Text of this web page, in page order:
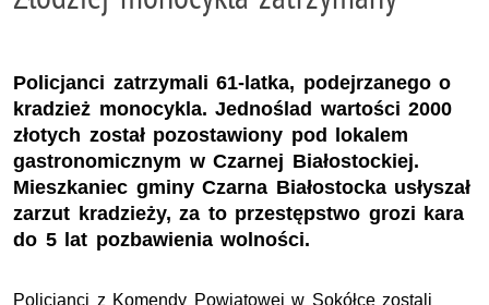
Policjanci zatrzymali 61-latka, podejrzanego o
kradzież monocykla. Jednoślad wartości 2000
złotych został pozostawiony pod lokalem
gastronomicznym w Czarnej Białostockiej.
Mieszkaniec gminy Czarna Białostocka usłyszał
zarzut kradzieży, za to przestępstwo grozi kara
do 5 lat pozbawienia wolności.
Policjanci z Komendy Powiatowej w Sokółce zostali